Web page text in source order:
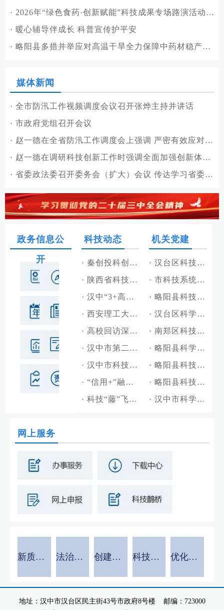
· 2026年“绿色食药·创新赋能”科技成果专场路演活动在留坝成功举办
· 暖心辅导伴成长 科普宣传护平安
· 略阳县多措并举应对高温干旱全力保障中药材稳产增收
媒体新闻
· 全市防汛工作视频调度会议召开张烨主持并讲话
· 市政府党组召开会议
· 赵一德在全省防汛工作调度会上强调 严密有效应对本轮强降雨 扎实做好防汛救灾各项工作
· 赵一德在调研科技创新工作时强调全面加强创新体系和创新能力建设 为实现高水平科技自立自强作出更大贡献
· 省委政法委召开委务会（扩大）会议 传达学习省委十四届十次全会精神
政务信息公
开
科技动态
· 秦创投科创资本入地市品牌系列交流活动在汉中举办
· 陕西省科技资源统筹中心来汉中调研指导科技创新工作
· 汉中“3+高校院所+N”对接活动成效显著：4所高校回访企业，达成多项深度合作
· 西安理工大学赴汉中开展校企需求对接活动
· 高校回访深化产学研协同 低空科创赋能城固航空产业—— 西安工业大学专家团队赴汉中企业开展回访对接
· 汉中市第二期技术经理人训练营在略阳开营
· 汉中市科技局召开“科技副总”产学研座谈交流会
· “信用+”融资服务 助力科技型企业腾飞
· 科技“藤”飞非遗梦 匠心“编”织振兴路——陕西良顺匠心实业有限公司科技创新赋能非遗传承助力乡村振兴
机关党建
· 汉台区科技局组织集中收看中国共产党成立105周年大会
· 市科技系统党员干部集中观看庆祝中国共产党成立105周年大会
· 略阳县科技局党组召开深化“三个年”活动暨党建党风廉政建设部署会
· 汉台区科学技术局传达学习党的二十届四中全会精神
· 南郑区科技局传达学习党的二十届四中全会精神
· 略阳县科学技术局学习贯彻党的二十届四中全会精神
· 略阳县科技局深入开展廉政家风教育助力作风建设
· 略阳县科技局深入学习贯彻县委十六届十五次全会精神
· 汉中市科学技术局迅速传达学习贯彻市委六届九次全会精神
网上服务
新质生产力专栏 法治政府建设示范创建 创建全国文明城市 科技助力乡村振兴 优化提升营商环境
地址：汉中市汉台区民主街43号市政府8号楼 邮编：723000